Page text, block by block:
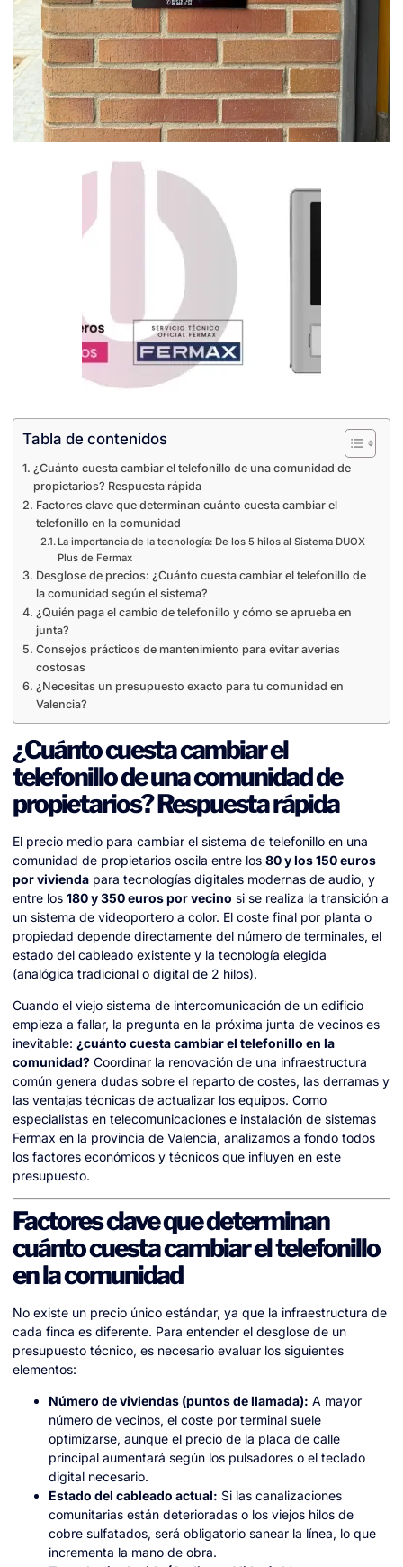
Tabla de contenidos
¿Cuánto cuesta cambiar el telefonillo de una comunidad de
propietarios? Respuesta rápida
Factores clave que determinan cuánto cuesta cambiar el
telefonillo en la comunidad
La importancia de la tecnología: De los 5 hilos al Sistema DUOX
Plus de Fermax
Desglose de precios: ¿Cuánto cuesta cambiar el telefonillo de
la comunidad según el sistema?
¿Quién paga el cambio de telefonillo y cómo se aprueba en
junta?
Consejos prácticos de mantenimiento para evitar averías
costosas
¿Necesitas un presupuesto exacto para tu comunidad en
Valencia?
¿Cuánto cuesta cambiar el
telefonillo de una comunidad de
propietarios? Respuesta rápida
El precio medio para cambiar el sistema de telefonillo en una
comunidad de propietarios oscila entre los 80 y los 150 euros
por vivienda para tecnologías digitales modernas de audio, y
entre los 180 y 350 euros por vecino si se realiza la transición a
un sistema de videoportero a color. El coste final por planta o
propiedad depende directamente del número de terminales, el
estado del cableado existente y la tecnología elegida
(analógica tradicional o digital de 2 hilos).
Cuando el viejo sistema de intercomunicación de un edificio
empieza a fallar, la pregunta en la próxima junta de vecinos es
inevitable: ¿cuánto cuesta cambiar el telefonillo en la
comunidad? Coordinar la renovación de una infraestructura
común genera dudas sobre el reparto de costes, las derramas y
las ventajas técnicas de actualizar los equipos. Como
especialistas en telecomunicaciones e instalación de sistemas
Fermax en la provincia de Valencia, analizamos a fondo todos
los factores económicos y técnicos que influyen en este
presupuesto.
Factores clave que determinan
cuánto cuesta cambiar el telefonillo
en la comunidad
No existe un precio único estándar, ya que la infraestructura de
cada finca es diferente. Para entender el desglose de un
presupuesto técnico, es necesario evaluar los siguientes
elementos:
Número de viviendas (puntos de llamada): A mayor
número de vecinos, el coste por terminal suele
optimizarse, aunque el precio de la placa de calle
principal aumentará según los pulsadores o el teclado
digital necesario.
Estado del cableado actual: Si las canalizaciones
comunitarias están deterioradas o los viejos hilos de
cobre sulfatados, será obligatorio sanear la línea, lo que
incrementa la mano de obra.